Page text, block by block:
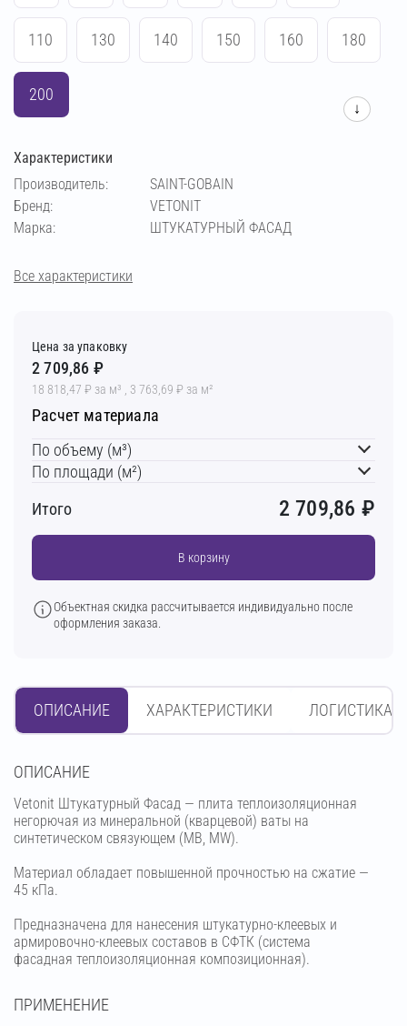
110 130 140 150 160 180
200
↓
Характеристики
Производитель:
SAINT-GOBAIN
Бренд:
VETONIT
Марка:
ШТУКАТУРНЫЙ ФАСАД
Все характеристики
Цена за упаковку
2 709,86 ₽
18 818,47 ₽ за м³ , 3 763,69 ₽ за м²
Расчет материала
По объему (м³)
По площади (м²)
Итого
2 709,86 ₽
В корзину
Объектная скидка рассчитывается индивидуально после
оформления заказа.
ОПИСАНИЕ ХАРАКТЕРИСТИКИ ЛОГИСТИКА
OПИСАНИЕ
Vetonit Штукатурный Фасад — плита теплоизоляционная
негорючая из минеральной (кварцевой) ваты на
синтетическом связующем (МВ, MW).
Материал обладает повышенной прочностью на сжатие —
45 кПа.
Предназначена для нанесения штукатурно-клеевых и
армировочно-клеевых составов в СФТК (система
фасадная теплоизоляционная композиционная).
ПРИМЕНЕНИЕ